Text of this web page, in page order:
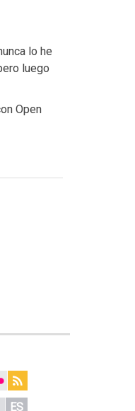
lo he
luego
Open
ES